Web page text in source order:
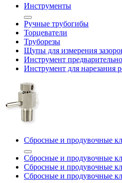
Инструменты
Ручные трубогибы
Торцеватели
Труборезы
Щупы для измерения
Инструмент
Инструмент для нарезания
Сбросные и продувочные
Сбросные и продувочные
Сбросные и продувочные
Сбросные и продувочные